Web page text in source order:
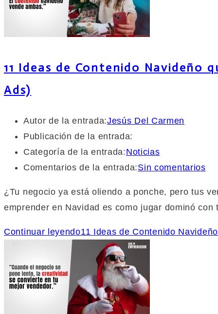
11 Ideas de Contenido Navideño
Ads)
Autor de la entrada:Jesús Del Carmen
Publicación de la entrada:
Categoría de la entrada:Noticias
Comentarios de la entrada:Sin comentarios
¿Tu negocio ya está oliendo a ponche, pero tus
emprender en Navidad es como jugar dominó
Continuar leyendo11 Ideas de Contenido